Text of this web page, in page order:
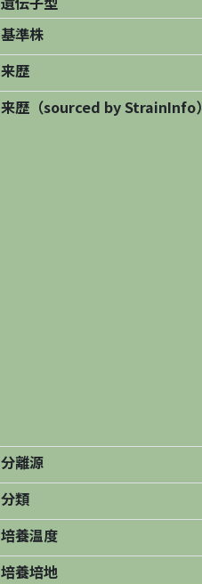
基準株
来歴
来歴（sourced by StrainInfo）
分離源
分類
培養温度
培養培地